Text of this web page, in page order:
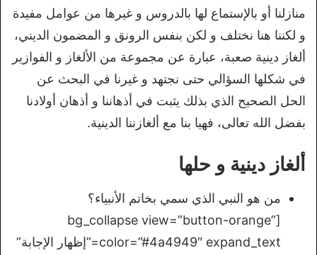
منازلنا أو بالإستماع لها بالدروس و غيرها من عوامل مفيدة
و لكننا هنا نختلف و لكن بنفس الرونق و المضمون الديني،
ألغاز دينية صعبة، عبارة عن مجموعة من الألغاز و الفوازير
في شكلها السؤالي حتى نجتهد و غيرنا في البحث عن
الحل الصحيح الذي بذلك يثبت في أذهاننا و أذهان أولادنا
بفضل الله تعالى، فهيا بنا مع ألغازننا الدينية.
ألغاز دينية و حلها
من هو النبي الذي سمي بخاتم الأنبياء؟
[bg_collapse view=”button-orange”
color=”#4a4949″ expand_text=”إظهار الإجابة”